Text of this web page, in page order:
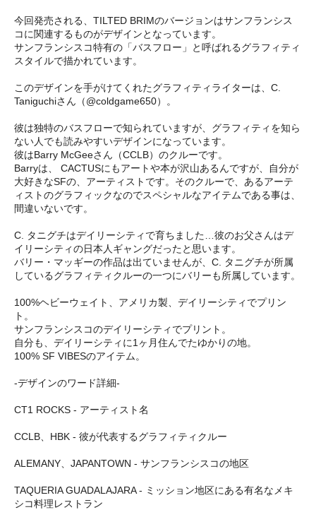
今回発売される、TILTED BRIMのバージョンはサンフランシス
コに関連するものがデザインとなっています。
サンフランシスコ特有の「バスフロー」と呼ばれるグラフィティ
スタイルで描かれています。
このデザインを手がけてくれたグラフィティライターは、C.
Taniguchiさん（@coldgame650）。
彼は独特のバスフローで知られていますが、グラフィティを知ら
ない人でも読みやすいデザインになっています。
彼はBarry McGeeさん（CCLB）のクルーです。
Barryは、 CACTUSにもアートや本が沢山あるんですが、自分が
大好きなSFの、アーティストです。そのクルーで、あるアーテ
ィストのグラフィックなのでスペシャルなアイテムである事は、
間違いないです。
C. タニグチはデイリーシティで育ちました…彼のお父さんはデ
イリーシティの日本人ギャングだったと思います。
バリー・マッギーの作品は出ていませんが、C. タニグチが所属
しているグラフィティクルーの一つにバリーも所属しています。
100%ヘビーウェイト、アメリカ製、デイリーシティでプリン
ト。
サンフランシスコのデイリーシティでプリント。
自分も、デイリーシティに1ヶ月住んでたゆかりの地。
100% SF VIBESのアイテム。
-デザインのワード詳細-
CT1 ROCKS - アーティスト名
CCLB、HBK - 彼が代表するグラフィティクルー
ALEMANY、JAPANTOWN - サンフランシスコの地区
TAQUERIA GUADALAJARA - ミッション地区にある有名なメキ
シコ料理レストラン